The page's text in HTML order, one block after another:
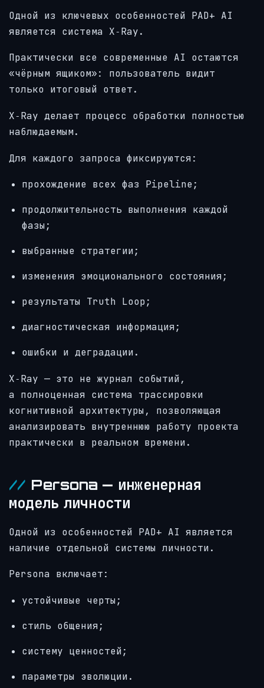
Одной из ключевых особенностей PAD+ AI
является система X‑Ray.
Практически все современные AI остаются
«чёрным ящиком»: пользователь видит
только итоговый ответ.
X‑Ray делает процесс обработки полностью
наблюдаемым.
Для каждого запроса фиксируются:
прохождение всех фаз Pipeline;
продолжительность выполнения каждой
фазы;
выбранные стратегии;
изменения эмоционального состояния;
результаты Truth Loop;
диагностическая информация;
ошибки и деградации.
X‑Ray — это не журнал событий,
а полноценная система трассировки
когнитивной архитектуры, позволяющая
анализировать внутреннюю работу проекта
практически в реальном времени.
Persona — инженерная
модель личности
Одной из особенностей PAD+ AI является
наличие отдельной системы личности.
Persona включает:
устойчивые черты;
стиль общения;
систему ценностей;
параметры эволюции.